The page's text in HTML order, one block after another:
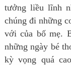
tưởng liều lĩnh
chúng đi những
với của bố mẹ.
những ngày bé
kỳ vọng quá